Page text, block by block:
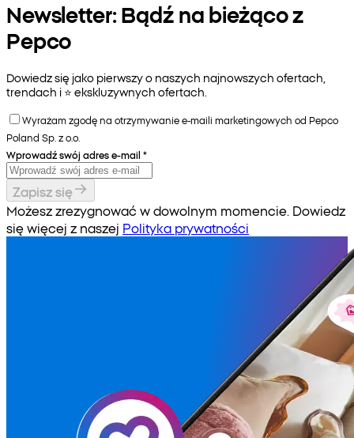
Newsletter: Bądź na bieżąco z
Pepco
Dowiedz się jako pierwszy o naszych najnowszych ofertach,
trendach i ⭐️ ekskluzywnych ofertach.
Wyrażam zgodę na otrzymywanie e-maili marketingowych od Pepco
Poland Sp. z o.o.
Wprowadź swój adres e-mail *
Zapisz się
Możesz zrezygnować w dowolnym momencie. Dowiedz
się więcej z naszej Polityka prywatności